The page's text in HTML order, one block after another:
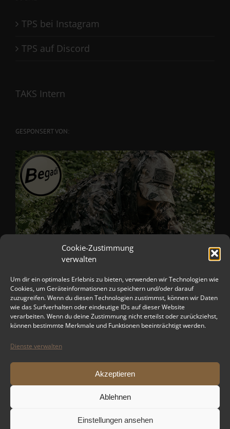
Cookie-Zustimmung
verwalten
Um dir ein optimales Erlebnis zu bieten, verwenden wir Technologien wie
Cookies, um Geräteinformationen zu speichern und/oder darauf
zuzugreifen. Wenn du diesen Technologien zustimmst, können wir Daten
wie das Surfverhalten oder eindeutige IDs auf dieser Website
verarbeiten. Wenn du deine Zustimmung nicht erteilst oder zurückziehst,
können bestimmte Merkmale und Funktionen beeinträchtigt werden.
Dienste verwalten
Akzeptieren
Ablehnen
Einstellungen ansehen
TPS bei Instagram
TPS auf Discord
TAKS Intern
GESPONSERT VON: